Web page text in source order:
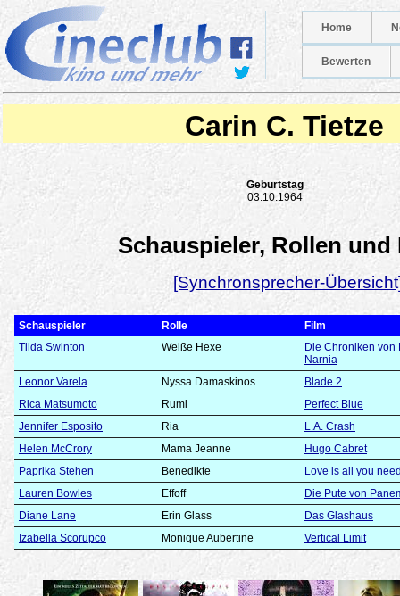
Home
Bewerten
Carin C. Tietze
Geburtstag
03.10.1964
Schauspieler, Rollen und
[Synchronsprecher-
Schauspieler Rolle
Film
Tilda Swinton
Weiße Hexe
Die Chroniken von
Narnia
Leonor Varela
Nyssa Damaskinos
Blade 2
Rica Matsumoto
Rumi
Perfect Blue
Jennifer Esposito
Ria
L.A. Crash
Helen McCrory
Mama Jeanne
Hugo Cabret
Paprika Stehen
Benedikte
Love is all you
Lauren Bowles
Effoff
Die Pute von
Diane Lane
Erin Glass
Das Glashaus
Izabella Scorupco
Monique Aubertine Vertical Limit